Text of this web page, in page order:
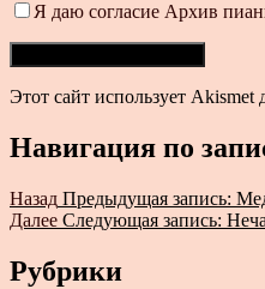
Я даю согласие Архив
Этот сайт использует Akismet
Навигация по
Назад Предыдущая запись:
Далее Следующая запись:
Рубрики